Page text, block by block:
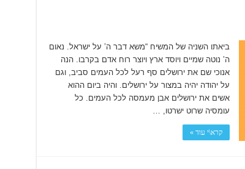
ביאתו השניה של המשיח “משא דבר ה’ על ישראל. נאום
ה’ נוטה שמיים ויוסד ארץ ויוצר רוח אדם בקרבו. הנה
אנוכי שם את ירושלים סף רעל לכל העמים סביב, וגם
על יהודה יהיה במצור על ירושלים. והיה ביום ההוא
אשים את ירושלים אבן מעמסה לכל העמים. כל
עומסיה שרוט ישרטו, …
קרא\י עוד »